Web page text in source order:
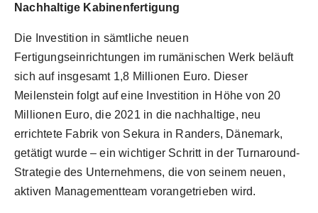
Nachhaltige Kabinenfertigung
Die Investition in sämtliche neuen
Fertigungseinrichtungen im rumänischen Werk beläuft
sich auf insgesamt 1,8 Millionen Euro. Dieser
Meilenstein folgt auf eine Investition in Höhe von 20
Millionen Euro, die 2021 in die nachhaltige, neu
errichtete Fabrik von Sekura in Randers, Dänemark,
getätigt wurde – ein wichtiger Schritt in der Turnaround-
Strategie des Unternehmens, die von seinem neuen,
aktiven Managementteam vorangetrieben wird.